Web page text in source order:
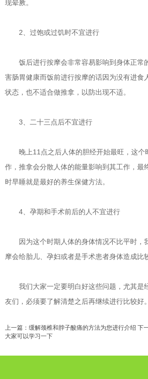
现晕厥。
2、过饱或过饥时不宜进行
饭后进行按摩会非常容易影响到身体正常
害肠胃健康而饭前进行按摩的话因为没有进食
状态，也不适合做推拿，以防出现不适。
3、二十三点后不宜进行
晚上11点之后人体的胆经开始最旺，这个
作，推拿会分散人体的能量影响到其工作，最
时早睡就是最好的养生保健方法。
4、孕期和手术前后的人不宜进行
因为这个时期人体的身体情况不比平时，
摩会给胎儿、孕妇或者是手术患者身体造成比
我们大家一定要明白好这些问题，尤其是
友们，必须要了解清楚之后再继续进行比较好。
上一篇： 缓解颈椎和脖子酸痛的方法为您进行介绍 下
大家可以学习一下